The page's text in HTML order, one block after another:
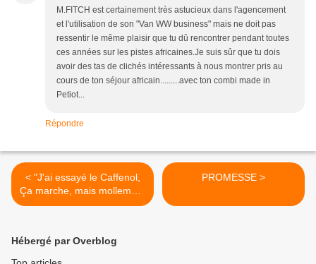
M.FITCH est certainement très astucieux dans l'agencement
et l'utilisation de son "Van WW business" mais ne doit pas
ressentir le même plaisir que tu dû rencontrer pendant toutes
ces années sur les pistes africaines.Je suis sûr que tu dois
avoir des tas de clichés intéressants à nous montrer pris au
cours de ton séjour africain.........avec ton combi made in
Petiot...
Répondre
< "J'ai essayé le Caffenol,
Ça marche, mais mollement
"…par Jacques Masse
PROMESSE >
Hébergé par Overblog